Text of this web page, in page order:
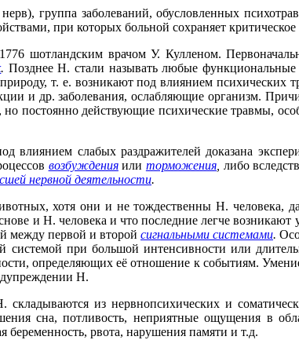
группа заболеваний, обусловленных
при которых больной сохраняет
шотландским врачом У. Кулленом.
. Позднее Н. стали называть любые
т. е. возникают под влиянием психических
и др. заболевания, ослабляющие организм.
но постоянно действующие психические травмы,
влиянием слабых раздражителей доказана
возбужденияили торможения, либо
нервной деятельности.
хотя они и не тождественны Н. человека,
и Н. человека и что последние легче
между первой и второй сигнальными системами.
системой при большой интенсивности или
определяющих её отношение к событиям.
Н.
из нервнопсихических и
сна, потливость, неприятные ощущения в
беременность, рвота, нарушения памяти и т.д.